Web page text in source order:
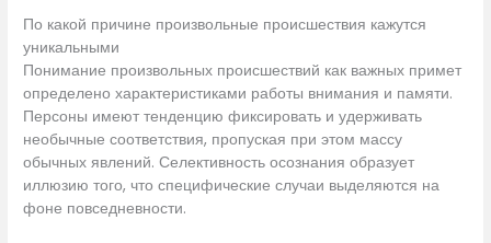
По какой причине произвольные происшествия кажутся
уникальными
Понимание произвольных происшествий как важных примет
определено характеристиками работы внимания и памяти.
Персоны имеют тенденцию фиксировать и удерживать
необычные соответствия, пропуская при этом массу
обычных явлений. Селективность осознания образует
иллюзию того, что специфические случаи выделяются на
фоне повседневности.